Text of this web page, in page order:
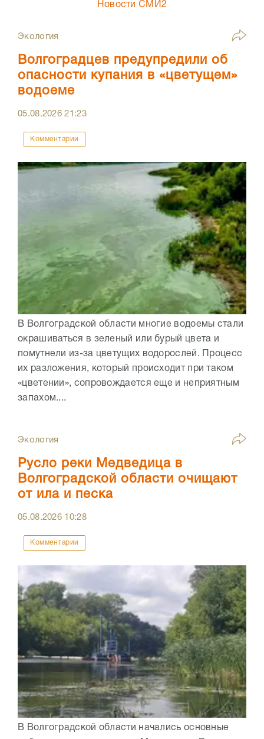
Новости СМИ2
Экология
Волгоградцев предупредили об
опасности купания в «цветущем»
водоеме
05.08.202621:23
Комментарии
В Волгоградской области многие водоемы стали
окрашиваться в зеленый или бурый цвета и
помутнели из-за цветущих водорослей. Процесс
их разложения, который происходит при таком
«цветении», сопровождается еще и неприятным
запахом....
Экология
Русло реки Медведица в
Волгоградской области очищают
от ила и песка
05.08.2026 10:28
Комментарии
В Волгоградской области начались основные